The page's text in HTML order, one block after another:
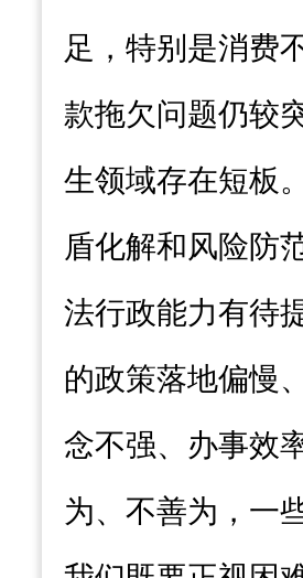
足，特别是消费
款拖欠问题仍较
生领域存在短板
盾化解和风险防
法行政能力有待
的政策落地偏慢
念不强、办事效
为、不善为，一